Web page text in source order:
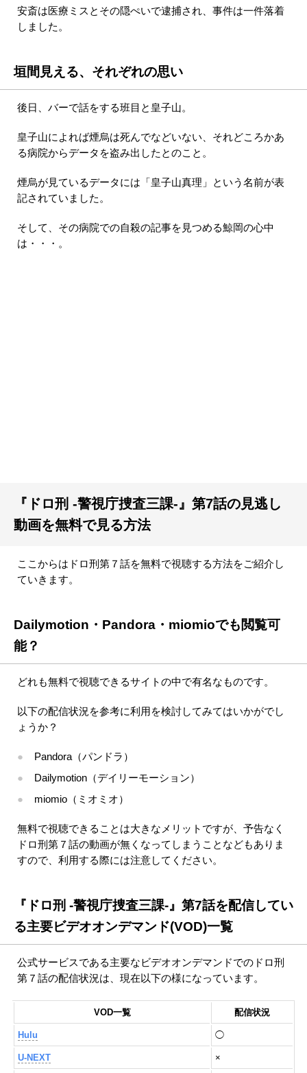
安斎は医療ミスとその隠ぺいで逮捕され、事件は一件落着
しました。
垣間見える、それぞれの思い
後日、バーで話をする班目と皇子山。
皇子山によれば煙烏は死んでなどいない、それどころかあ
る病院からデータを盗み出したとのこと。
煙烏が見ているデータには「皇子山真理」という名前が表
記されていました。
そして、その病院での自殺の記事を見つめる鯨岡の心中
は・・・。
『ドロ刑 -警視庁捜査三課-』第7話の見逃し
動画を無料で見る方法
ここからはドロ刑第７話を無料で視聴する方法をご紹介し
ていきます。
Dailymotion・Pandora・miomioでも閲覧可
能？
どれも無料で視聴できるサイトの中で有名なものです。
以下の配信状況を参考に利用を検討してみてはいかがでし
ょうか？
Pandora（パンドラ）
Dailymotion（デイリーモーション）
miomio（ミオミオ）
無料で視聴できることは大きなメリットですが、予告なく
ドロ刑第７話の動画が無くなってしまうことなどもありま
すので、利用する際には注意してください。
『ドロ刑 -警視庁捜査三課-』第7話を配信してい
る主要ビデオオンデマンド(VOD)一覧
公式サービスである主要なビデオオンデマンドでのドロ刑
第７話の配信状況は、現在以下の様になっています。
VOD一覧 配信状況
Hulu ◯
U-NEXT ×